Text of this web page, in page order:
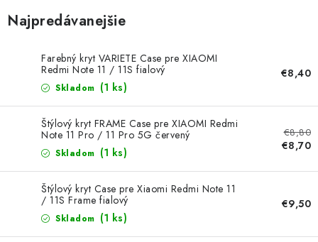
BATÉRIE DO MOBILOV
ŠPORT A HOBBY
NÁRAMKY NA HODINKY
SLÚCHADLÁ, REPRODUKTORY A MIKROFÓNY
Najpredávanejšie
Farebný kryt VARIETE Case pre XIAOMI
Redmi Note 11 / 11S fialový
Skladom (1 ks)
€8,40
Štýlový kryt FRAME Case pre XIAOMI Redmi
Note 11 Pro / 11 Pro 5G červený
Skladom (1 ks)
€8,80
€8,70
Štýlový kryt Case pre Xiaomi Redmi Note 11
/ 11S Frame fialový
Skladom (1 ks)
€9,50